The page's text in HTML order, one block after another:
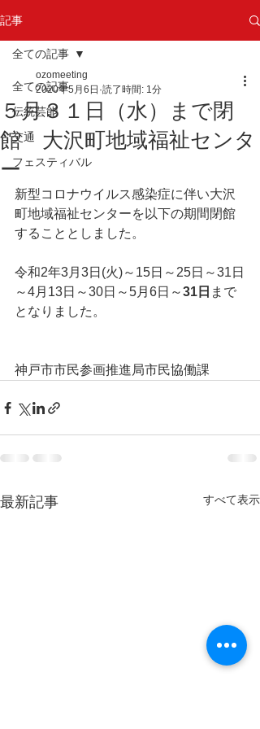
記事
全ての記事
伝統芸能
交通
フェスティバル
全ての記事
５月３１日（水）まで閉
館 大沢町地域福祉センタ
ー
ozomeeting
2020年5月6日 読了時間: 1分
新型コロナウイルス感染症に伴い大沢
町地域福祉センターを以下の期間閉館
することとしました。
令和2年3月3日(火)～15日～25日～31日
～4月13日～30日～5月6日～31日 まで
となりました。
神戸市市民参画推進局市民協働課
最新記事 すべて表示